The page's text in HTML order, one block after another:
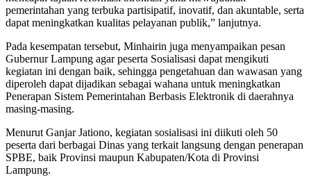
pemerintahan yang terbuka partisipatif, inovatif, dan akuntable, serta
dapat meningkatkan kualitas pelayanan publik,” lanjutnya.
Pada kesempatan tersebut, Minhairin juga menyampaikan pesan
Gubernur Lampung agar peserta Sosialisasi dapat mengikuti
kegiatan ini dengan baik, sehingga pengetahuan dan wawasan yang
diperoleh dapat dijadikan sebagai wahana untuk meningkatkan
Penerapan Sistem Pemerintahan Berbasis Elektronik di daerahnya
masing-masing.
Menurut Ganjar Jationo, kegiatan sosialisasi ini diikuti oleh 50
peserta dari berbagai Dinas yang terkait langsung dengan penerapan
SPBE, baik Provinsi maupun Kabupaten/Kota di Provinsi
Lampung.